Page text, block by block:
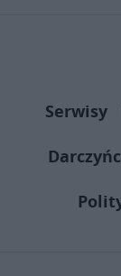
Serwisy